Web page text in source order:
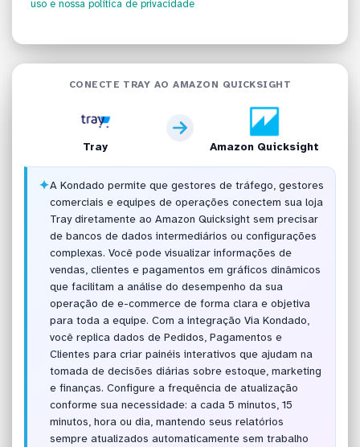
uso e nossa política de privacidade
CONECTE TRAY AO AMAZON QUICKSIGHT
Tray Amazon Quicksight
✦A Kondado permite que gestores de tráfego, gestores
comerciais e equipes de operações conectem sua loja
Tray diretamente ao Amazon Quicksight sem precisar
de bancos de dados intermediários ou configurações
complexas. Você pode visualizar informações de
vendas, clientes e pagamentos em gráficos dinâmicos
que facilitam a análise do desempenho da sua
operação de e-commerce de forma clara e objetiva
para toda a equipe. Com a integração Via Kondado,
você replica dados de Pedidos, Pagamentos e
Clientes para criar painéis interativos que ajudam na
tomada de decisões diárias sobre estoque, marketing
e finanças. Configure a frequência de atualização
conforme sua necessidade: a cada 5 minutos, 15
minutos, hora ou dia, mantendo seus relatórios
sempre atualizados automaticamente sem trabalho